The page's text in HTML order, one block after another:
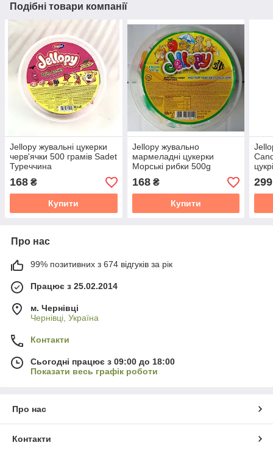
Подібні товари компанії
Jellopy жувальні цукерки
черв'ячки 500 грамів Sadet
Туреччина
168 ₴
Купити
Jellopy жувально
мармеладні цукерки
Морські рибки 500g
Saadet Туреччина
168₴
Купити
299
Про нас
99% позитивних з 674 відгуків за рік
Працює з 25.02.2014
м. Чернівці
Чернівці, Україна
Контакти
Сьогодні працює з 09:00 до 18:00
Показати весь графік роботи
Про нас
Контакти